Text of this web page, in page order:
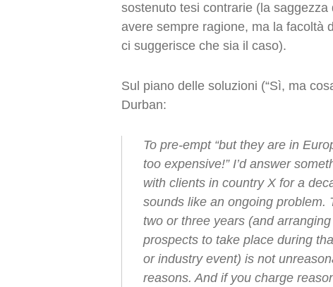
sostenuto tesi contrarie (la
avere sempre ragione, ma la facoltà
ci suggerisce che sia il caso).
Sul piano delle soluzioni (“Sì, ma
Durban:
To pre-empt “but they are in
too expensive!” I’d answer
with clients in country X for a
sounds like an ongoing problem.
two or three years (and
prospects to take place during
or industry event) is not
reasons. And if you charge